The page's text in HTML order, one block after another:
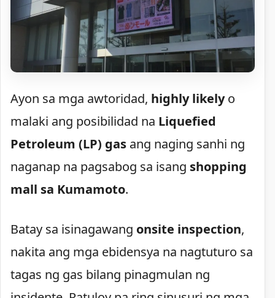
Ayon sa mga awtoridad, highly likelyo
malaki ang posibilidad na Liquefied
Petroleum (LP) gas ang naging sanhi ng
naganap na pagsabog sa isang shopping
mall sa Kumamoto.
Batay sa isinagawang onsite inspection,
nakita ang mga ebidensya na nagtuturo sa
tagas ng gas bilang pinagmulan ng